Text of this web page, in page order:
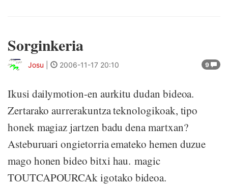
Sorginkeria
9
Josu 2006-11-17 20:10
Ikusi dailymotion-en aurkitu dudan bideoa.
Zertarako aurrerakuntza teknologikoak, tipo
honek magiaz jartzen badu dena martxan?
Asteburuari ongietorria emateko hemen duzue
mago honen bideo bitxi hau. magic
TOUTCAPOURCAk igotako bideoa.